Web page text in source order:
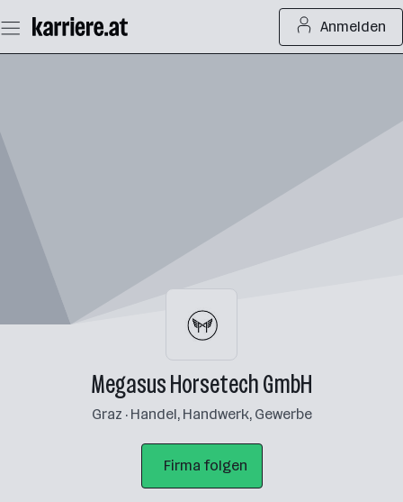
Seiteninhalt
springen
Anmelden
Megasus Horsetech GmbH
Graz · Handel, Handwerk, Gewerbe
Firma folgen